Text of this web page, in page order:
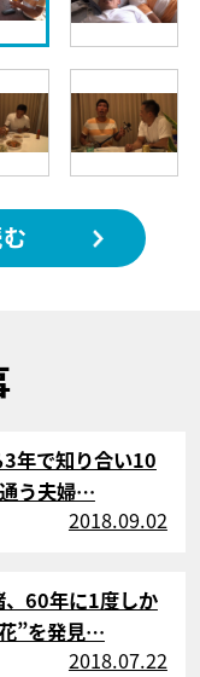
年で知り合い10
う夫婦…
2018.09.02
60年に1度しか
”を発見…
2018.07.22